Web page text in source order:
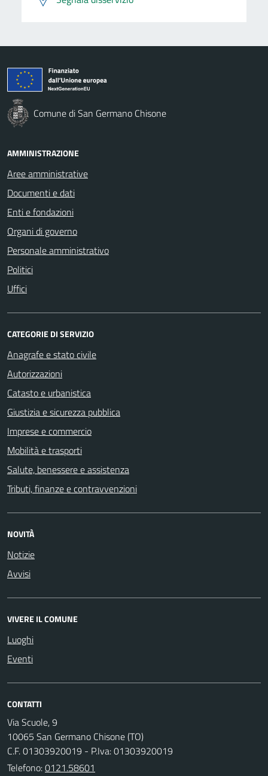
Comune di San Germano Chisone
AMMINISTRAZIONE
Aree amministrative
Documenti e dati
Enti e fondazioni
Organi di governo
Personale amministrativo
Politici
Uffici
CATEGORIE DI SERVIZIO
Anagrafe e stato civile
Autorizzazioni
Catasto e urbanistica
Giustizia e sicurezza pubblica
Imprese e commercio
Mobilità e trasporti
Salute, benessere e assistenza
Tributi, finanze e contravvenzioni
NOVITÀ
Notizie
Avvisi
VIVERE IL COMUNE
Luoghi
Eventi
CONTATTI
Via Scuole, 9
10065 San Germano Chisone (TO)
C.F. 01303920019 - P.Iva: 01303920019
Telefono:0121.58601